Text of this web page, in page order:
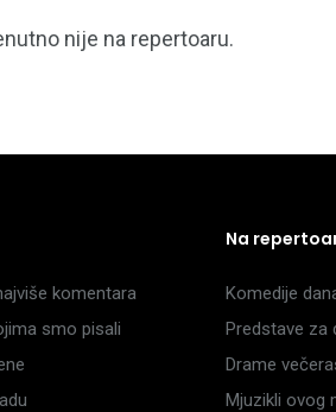
nije na repertoaru.
komentara
smo pisali
Na
Komedije
Predstave za
Drame
Mjuzikli ovog